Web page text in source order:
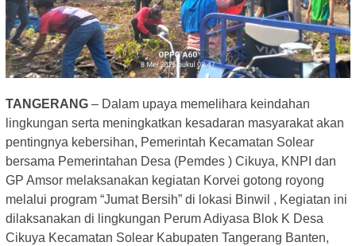
TANGERANG – Dalam upaya memelihara keindahan
lingkungan serta meningkatkan kesadaran masyarakat akan
pentingnya kebersihan, Pemerintah Kecamatan Solear
bersama Pemerintahan Desa (Pemdes ) Cikuya, KNPI dan
GP Amsor melaksanakan kegiatan Korvei gotong royong
melalui program “Jumat Bersih” di lokasi Binwil , Kegiatan ini
dilaksanakan di lingkungan Perum Adiyasa Blok K Desa
Cikuya Kecamatan Solear Kabupaten Tangerang Banten,